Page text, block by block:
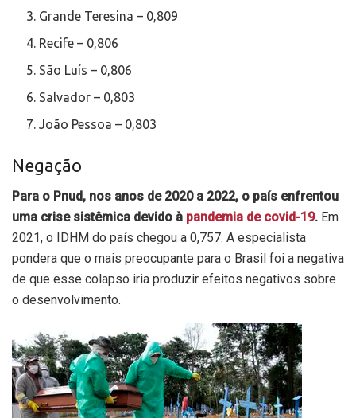
Grande Teresina – 0,809
Recife – 0,806
São Luís – 0,806
Salvador – 0,803
João Pessoa – 0,803
Negação
Para o Pnud, nos anos de 2020 a 2022, o país enfrentou
uma crise sistêmica devido à pandemia de covid-19. Em
2021, o IDHM do país chegou a 0,757. A especialista
pondera que o mais preocupante para o Brasil foi a negativa
de que esse colapso iria produzir efeitos negativos sobre
o desenvolvimento.